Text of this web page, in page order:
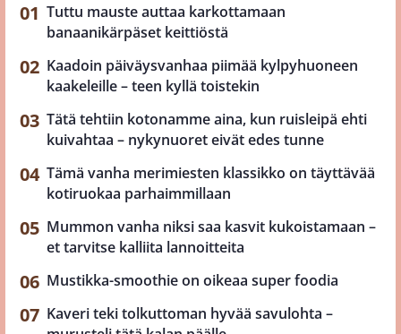
Tuttu mauste auttaa karkottamaan
banaanikärpäset keittiöstä
Kaadoin päiväysvanhaa piimää kylpyhuoneen
kaakeleille – teen kyllä toistekin
Tätä tehtiin kotonamme aina, kun ruisleipä ehti
kuivahtaa – nykynuoret eivät edes tunne
Tämä vanha merimiesten klassikko on täyttävää
kotiruokaa parhaimmillaan
Mummon vanha niksi saa kasvit kukoistamaan –
et tarvitse kalliita lannoitteita
Mustikka-smoothie on oikeaa super foodia
Kaveri teki tolkuttoman hyvää savulohta –